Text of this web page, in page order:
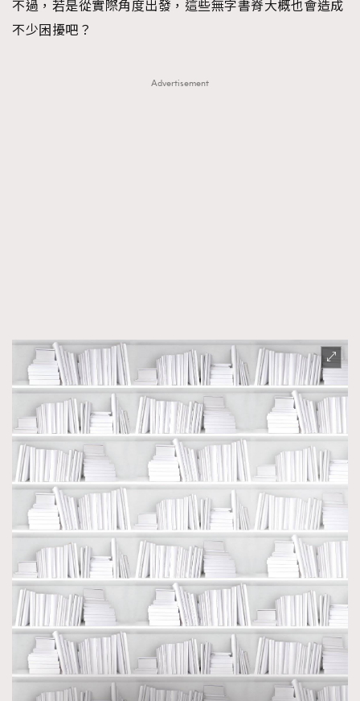
不過，若是從實際角度出發，這些無字書脊大概也會造成
不少困擾吧？
Advertisement